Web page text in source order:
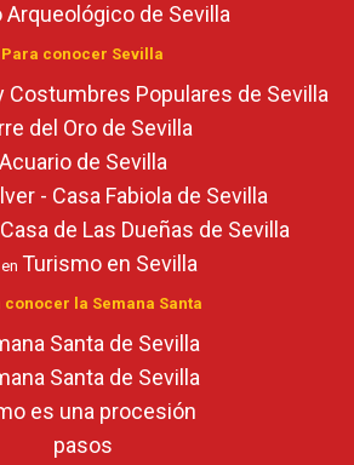
Arqueológico de Sevilla
Para conocer Sevilla
Costumbres Populares de Sevilla
del Oro de Sevilla
Acuario de Sevilla
- Casa Fabiola de Sevilla
de Las Dueñas de Sevilla
Turismo en Sevilla
conocer la Semana Santa
Santa de Sevilla
Santa de Sevilla
es una procesión
pasos